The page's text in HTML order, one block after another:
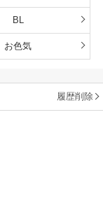
BL
お色気
履歴削除